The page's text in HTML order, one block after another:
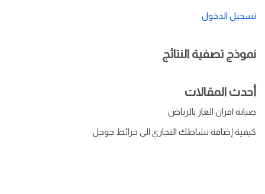
تسجيل الدخول
نموذج تصفية النتائج
أحدث المقالات
صيانة افران الغاز بالرياض
كيفية إضافة نشاطك التجاري الى خرائط جوجل